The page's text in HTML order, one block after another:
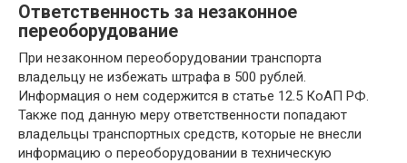
Ответственность за незаконное
переоборудование
При незаконном переоборудовании транспорта
владельцу не избежать штрафа в 500 рублей.
Информация о нем содержится в статье 12.5 КоАП РФ.
Также под данную меру ответственности попадают
владельцы транспортных средств, которые не внесли
информацию о переоборудовании в техническую